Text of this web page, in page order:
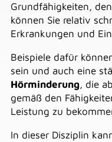
Grundfähigkeiten,
können Sie relativ
Erkrankungen und
Beispiele dafür
sein und auch eine
Hörminderung, die
gemäß den
Leistung zu
In dieser Disziplin